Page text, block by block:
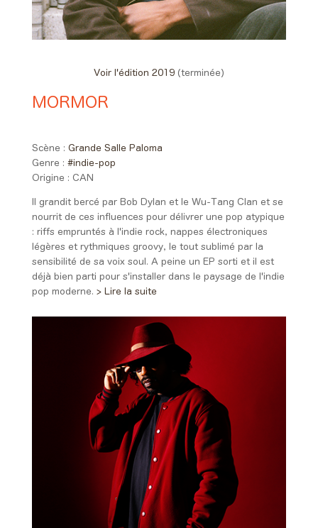
Voir l'édition 2019 (terminée)
MORMOR
Scène : Grande Salle Paloma
Genre : #indie-pop
Origine : CAN
Il grandit bercé par Bob Dylan et le Wu-Tang Clan et se
nourrit de ces influences pour délivrer une pop atypique
: riffs empruntés à l'indie rock, nappes électroniques
légères et rythmiques groovy, le tout sublimé par la
sensibilité de sa voix soul. A peine un EP sorti et il est
déjà bien parti pour s'installer dans le paysage de l'indie
pop moderne. > Lire la suite